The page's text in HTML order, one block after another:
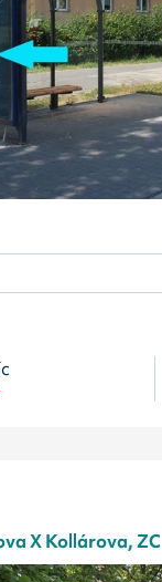
X Kollárova, ZC